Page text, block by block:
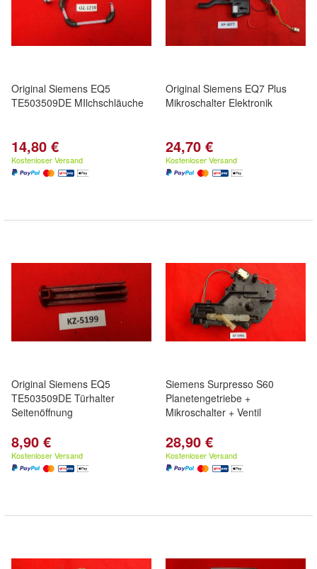
Original Siemens EQ5
TE503509DE MIlchschläuche
14,80 €
Kostenloser Versand
Original Siemens EQ7 Plus
Mikroschalter Elektronik
24,70 €
Kostenloser Versand
Original Siemens EQ5
TE503509DE Türhalter
Seitenöffnung
8,90 €
Kostenloser Versand
Siemens Surpresso S60
Planetengetriebe +
Mikroschalter + Ventil
28,90 €
Kostenloser Versand